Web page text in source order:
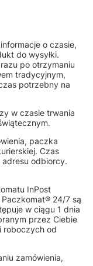
o czasie,
do wysyłki.
po otrzymaniu
tradycyjnym,
potrzebny na
w czasie trwania
paczka
Czas
odbiorcy.
InPost
24/7 są
w ciągu 1 dnia
przez Ciebie
roboczych od
zamówienia,